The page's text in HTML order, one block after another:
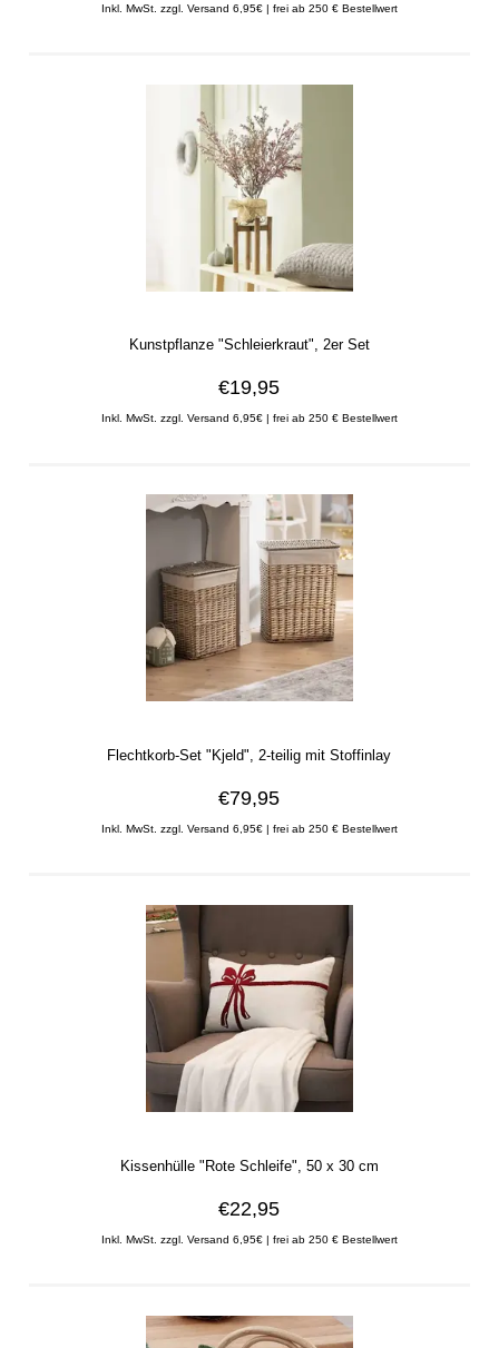
Inkl. MwSt. zzgl. Versand 6,95€ | frei ab 250 € Bestellwert
Kunstpflanze "Schleierkraut", 2er Set
€19,95
Inkl. MwSt. zzgl. Versand 6,95€ | frei ab 250 € Bestellwert
Flechtkorb-Set "Kjeld", 2-teilig mit Stoffinlay
€79,95
Inkl. MwSt. zzgl. Versand 6,95€ | frei ab 250 € Bestellwert
Kissenhülle "Rote Schleife", 50 x 30 cm
€22,95
Inkl. MwSt. zzgl. Versand 6,95€ | frei ab 250 € Bestellwert